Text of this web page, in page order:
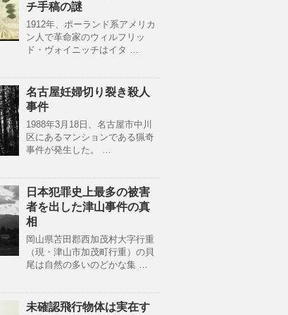
チ手稿の謎
1912年、ポーランド系アメリカ
ン人で革命家のウィルフリッ
ド・ヴォイニッチはイタ …
名古屋妊婦切り裂き殺人
事件
1988年3月18日、名古屋市中川
区にあるマンションである猟奇
事件が発生した。 …
日本犯罪史上最多の被害
者を出した津山事件の真
相
岡山県苫田郡西加茂村大字行重
（現・津山市加茂町行重）の貝
尾は自然の多いのどかな集 …
未確認飛行物体は実在す